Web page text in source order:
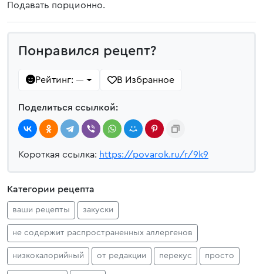
Подавать порционно.
Понравился рецепт?
Рейтинг: — В Избранное
Поделиться ссылкой:
Короткая ссылка: https://povarok.ru/r/9k9
Категории рецепта
ваши рецепты закуски
не содержит распространенных аллергенов
низкокалорийный от редакции перекус просто